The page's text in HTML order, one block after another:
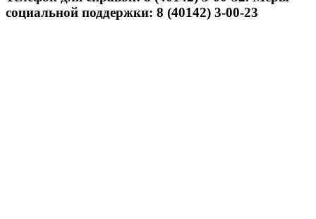
социальной поддержки: 8 (40142) 3-00-23